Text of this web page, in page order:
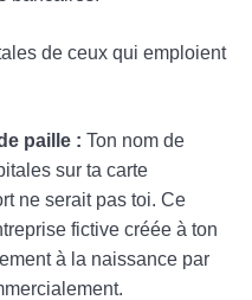
de ceux qui emploient
paille : Ton nom de
sur ta carte
ne serait pas toi. Ce
fictive créée à ton
à la naissance par